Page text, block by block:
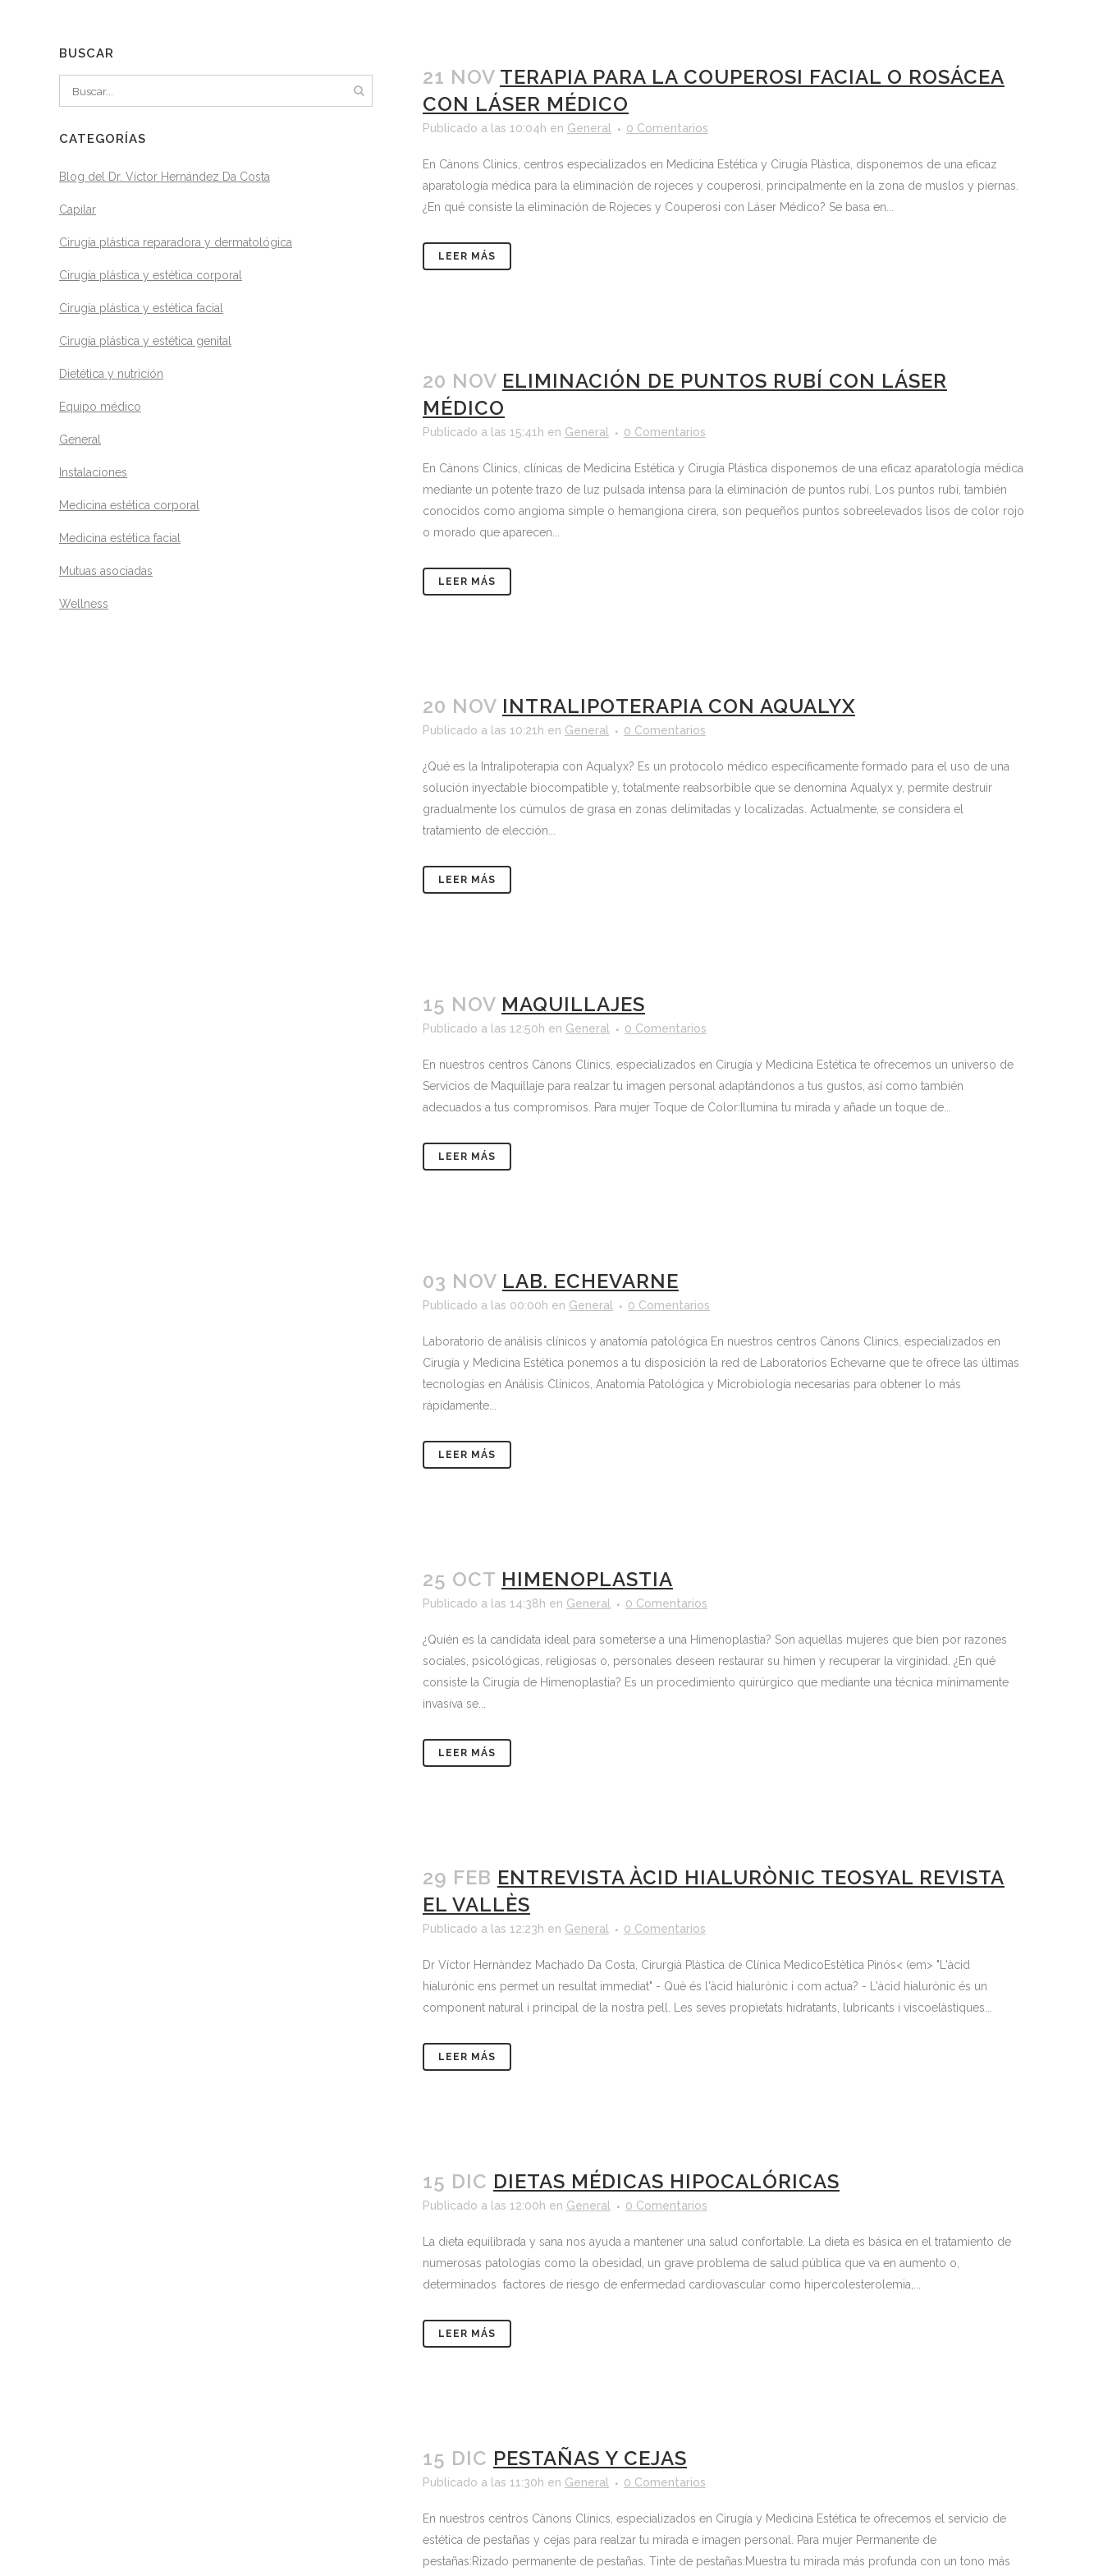
BUSCAR
CATEGORÍAS
Blog del Dr. Víctor Hernández Da Costa
Capilar
Cirugía plástica reparadora y dermatológica
Cirugía plástica y estética corporal
Cirugía plástica y estética facial
Cirugía plástica y estética genital
Dietética y nutrición
Equipo médico
General
Instalaciones
Medicina estética corporal
Medicina estética facial
Mutuas asociadas
Wellness
21 NOV TERAPIA PARA LA COUPEROSI FACIAL O ROSÁCEA
CON LÁSER MÉDICO
Publicado a las 10:04h en General 0 Comentarios
En Cànons Clinics, centros especializados en Medicina Estética y Cirugía Plàstica, disponemos de una eficaz
aparatología médica para la eliminación de rojeces y couperosi, principalmente en la zona de muslos y piernas.
¿En qué consiste la eliminación de Rojeces y Couperosi con Láser Médico? Se basa en...
LEER MÁS
20 NOV ELIMINACIÓN DE PUNTOS RUBÍ CON LÁSER
MÉDICO
Publicado a las 15:41h en General 0 Comentarios
En Cànons Clinics, clínicas de Medicina Estética y Cirugía Plástica disponemos de una eficaz aparatología médica
mediante un potente trazo de luz pulsada intensa para la eliminación de puntos rubí. Los puntos rubí, también
conocidos como angioma simple o hemangiona cirera, son pequeños puntos sobreelevados lisos de color rojo
o morado que aparecen...
LEER MÁS
20 NOV INTRALIPOTERAPIA CON AQUALYX
Publicado a las 10:21h en General 0 Comentarios
¿Qué es la Intralipoterapia con Aqualyx? Es un protocolo médico específicamente formado para el uso de una
solución inyectable biocompatible y, totalmente reabsorbible que se denomina Aqualyx y, permite destruir
gradualmente los cúmulos de grasa en zonas delimitadas y localizadas. Actualmente, se considera el
tratamiento de elección...
LEER MÁS
15 NOV MAQUILLAJES
Publicado a las 12:50h en General 0 Comentarios
En nuestros centros Cànons Clinics, especializados en Cirugía y Medicina Estética te ofrecemos un universo de
Servicios de Maquillaje para realzar tu imagen personal adaptándonos a tus gustos, así como también
adecuados a tus compromisos. Para mujer Toque de Color:Ilumina tu mirada y añade un toque de...
LEER MÁS
03 NOV LAB. ECHEVARNE
Publicado a las 00:00h en General 0 Comentarios
Laboratorio de análisis clínicos y anatomía patológica En nuestros centros Cànons Clinics, especializados en
Cirugía y Medicina Estética ponemos a tu disposición la red de Laboratorios Echevarne que te ofrece las últimas
tecnologías en Análisis Clínicos, Anatomía Patológica y Microbiología necesarias para obtener lo más
rápidamente...
LEER MÁS
25 OCT HIMENOPLASTIA
Publicado a las 14:38h en General 0 Comentarios
¿Quién es la candidata ideal para someterse a una Himenoplastia? Son aquellas mujeres que bien por razones
sociales, psicológicas, religiosas o, personales deseen restaurar su himen y recuperar la virginidad. ¿En qué
consiste la Cirugía de Himenoplastia? Es un procedimiento quirúrgico que mediante una técnica mínimamente
invasiva se...
LEER MÁS
29 FEB ENTREVISTA ÀCID HIALURÒNIC TEOSYAL REVISTA
EL VALLÈS
Publicado a las 12:23h en General 0 Comentarios
Dr Víctor Hernàndez Machado Da Costa, Cirurgià Plàstica de Clínica MedicoEstètica Pinós< (em> "L'àcid
hialurònic ens permet un resultat immediat" - Què és l'àcid hialurònic i com actua? - L'àcid hialurònic és un
component natural i principal de la nostra pell. Les seves propietats hidratants, lubricants i viscoelàstiques...
LEER MÁS
15 DIC DIETAS MÉDICAS HIPOCALÓRICAS
Publicado a las 12:00h en General 0 Comentarios
La dieta equilibrada y sana nos ayuda a mantener una salud confortable. La dieta es básica en el tratamiento de
numerosas patologías como la obesidad, un grave problema de salud pública que va en aumento o,
determinados factores de riesgo de enfermedad cardiovascular como hipercolesterolemia,...
LEER MÁS
15 DIC PESTAÑAS Y CEJAS
Publicado a las 11:30h en General 0 Comentarios
En nuestros centros Cànons Clinics, especializados en Cirugía y Medicina Estética te ofrecemos el servicio de
estética de pestañas y cejas para realzar tu mirada e imagen personal. Para mujer Permanente de
pestañas:Rizado permanente de pestañas. Tinte de pestañas:Muestra tu mirada más profunda con un tono más